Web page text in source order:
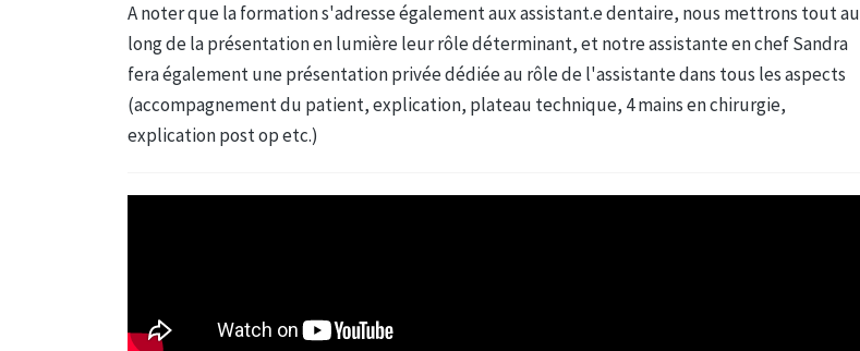
A noter que la formation s'adresse également aux assistant.e dentaire, nous mettrons tout au
long de la présentation en lumière leur rôle déterminant, et notre assistante en chef Sandra
fera également une présentation privée dédiée au rôle de l'assistante dans tous les aspects
(accompagnement du patient, explication, plateau technique, 4 mains en chirurgie,
explication post op etc.)